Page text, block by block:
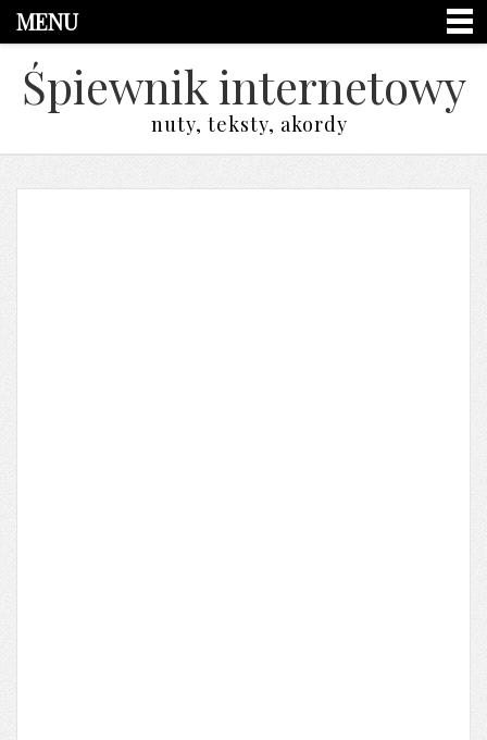
MENU
Śpiewnik internetowy
nuty, teksty, akordy